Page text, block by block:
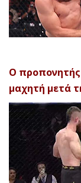
Ο προπονητής
μαχητή μετά